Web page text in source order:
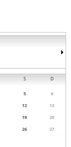
S D
5
6
12
13
19
20
26
27